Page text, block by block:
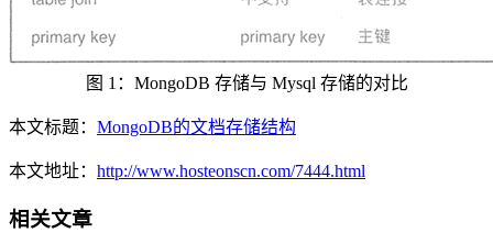
图 1：MongoDB 存储与 Mysql 存储的对比
本文标题： MongoDB的文档存储结构
本文地址： http://www.hosteonscn.com/7444.html
相关文章